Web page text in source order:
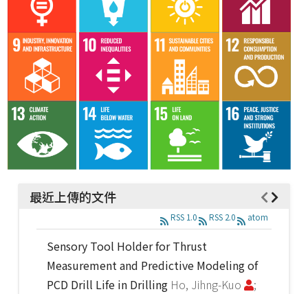
最近上傳的文件
RSS 1.0 RSS 2.0 atom
Sensory Tool Holder for Thrust
Measurement and Predictive Modeling of
PCD Drill Life in Drilling Ho, Jihng-Kuo
;